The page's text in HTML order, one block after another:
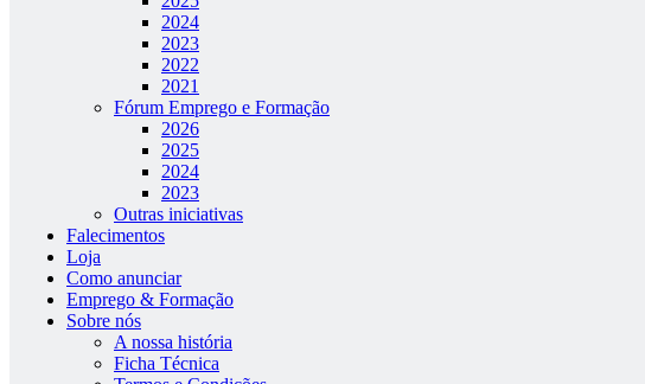
2024
2023
2022
2021
Fórum Emprego e Formação
2026
2025
2024
2023
Outras iniciativas
Falecimentos
Loja
Como anunciar
Emprego & Formação
Sobre nós
A nossa história
Ficha Técnica